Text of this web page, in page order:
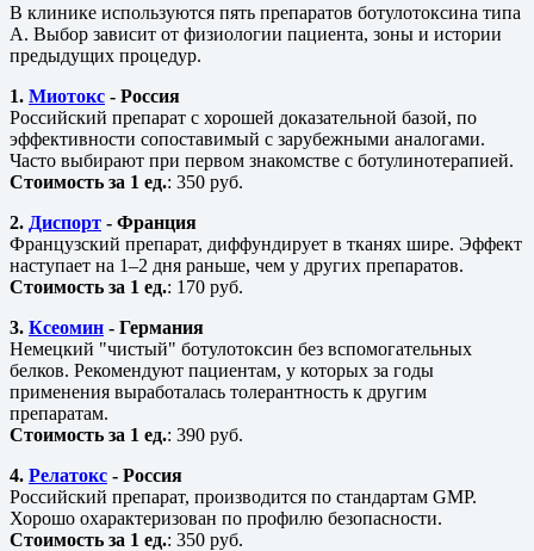
В клинике используются пять препаратов ботулотоксина типа
А. Выбор зависит от физиологии пациента, зоны и истории
предыдущих процедур.
1. Миотокс - Россия
Российский препарат с хорошей доказательной базой, по
эффективности сопоставимый с зарубежными аналогами.
Часто выбирают при первом знакомстве с ботулинотерапией.
Стоимость за 1 ед.: 350 руб.
2. Диспорт - Франция
Французский препарат, диффундирует в тканях шире. Эффект
наступает на 1–2 дня раньше, чем у других препаратов.
Стоимость за 1 ед.: 170 руб.
3. Ксеомин - Германия
Немецкий "чистый" ботулотоксин без вспомогательных
белков. Рекомендуют пациентам, у которых за годы
применения выработалась толерантность к другим
препаратам.
Стоимость за 1 ед.: 390 руб.
4. Релатокс - Россия
Российский препарат, производится по стандартам GMP.
Хорошо охарактеризован по профилю безопасности.
Стоимость за 1 ед.: 350 руб.